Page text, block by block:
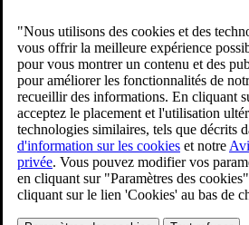
Indicateur de température extérieure
Indicateur de rapport